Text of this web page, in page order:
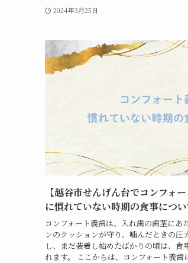
2024年3月25日
【越谷市せんげん台でコンフォ
に慣れていない時期の食事につ
コンフォート義歯は、入れ歯の歯茎にあ
ンのクッションが守り、噛んだときの圧
し、まだ装着し始めたばかりの頃は、食
れます。 ここからは、コンフォート義歯